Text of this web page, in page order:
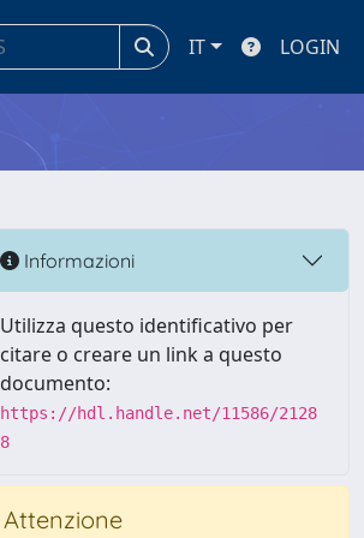
IT LOGIN
Informazioni
Utilizza questo identificativo per
citare o creare un link a questo
documento:
https://hdl.handle.net/11586/2128
8
Attenzione